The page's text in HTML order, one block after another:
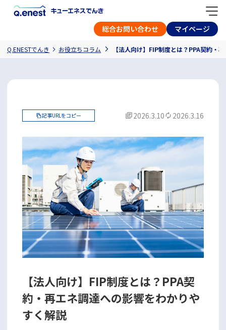
総合お問い合わせ マイページ
Q.ENESTでんき お役立ちコラム 【法人向け】FIP制度とは？PPA契約・
記事URLをコピー 2026.3.10 2026.3.16
【法人向け】FIP制度とは？PPA契
約・再エネ調達への影響をわかりや
すく解説